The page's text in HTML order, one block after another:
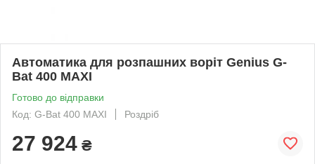
Автоматика для розпашних воріт Genius G-
Bat 400 MAXI
Готово до відправки
Код: G-Bat 400 MAXI
Роздріб
27 924 ₴